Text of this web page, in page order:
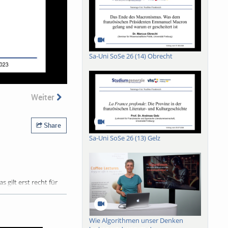
Weiter
Share
gilt erst recht für
vom Anderen als
auch bestimmte
sind. Dem
Sa-Uni SoSe 26 (14) Obrecht
Sa-Uni SoSe 26 (13) Gelz
Wie Algorithmen unser Denken